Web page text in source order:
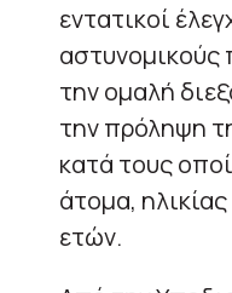
εντατικοί
αστυνομικούς
την ομαλή
την πρόληψη
κατά τους
άτομα,
ετών.